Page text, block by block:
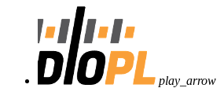
play_arrow